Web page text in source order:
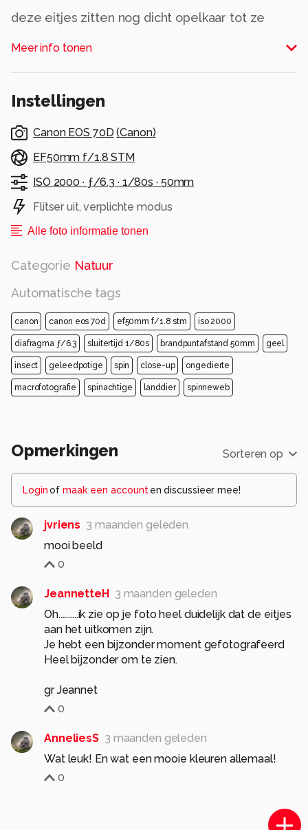
deze eitjes zitten nog dicht opelkaar tot ze
Meer info tonen
Instellingen
Canon EOS 70D (Canon)
EF50mm f/1.8 STM
ISO 2000 · ƒ/6.3 · 1/80s · 50mm
Flitser uit, verplichte modus
Alle foto informatie tonen
Categorie Natuur
Automatische tags
canon canon eos 70d ef50mm f/1.8 stm iso 2000
diafragma ƒ/6.3 sluitertijd 1/80s brandpuntafstand 50mm geel
insect geleedpotige spin close-up ongedierte
macrofotografie spinachtige landdier spinneweb
Opmerkingen Sorteren op
Loginof maak een account en discussieer mee!
jvriens 3 maanden geleden
mooi beeld
0
JeannetteH 3 maanden geleden
Oh..........ik zie op je foto heel duidelijk dat de eitjes
aan het uitkomen zijn.
Je hebt een bijzonder moment gefotografeerd
Heel bijzonder om te zien.
gr Jeannet
0
AnneliesS 3 maanden geleden
Wat leuk! En wat een mooie kleuren allemaal!
0